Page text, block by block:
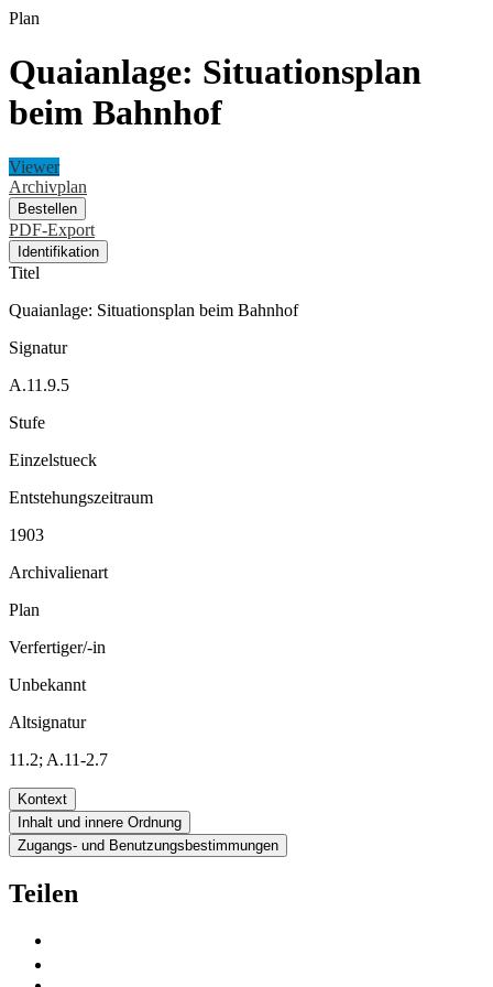
Plan
Quaianlage: Situationsplan
beim Bahnhof
Viewer
Archivplan
Bestellen
PDF-Export
Identifikation
Titel
Quaianlage: Situationsplan beim Bahnhof
Signatur
A.11.9.5
Stufe
Einzelstueck
Entstehungszeitraum
1903
Archivalienart
Plan
Verfertiger/-in
Unbekannt
Altsignatur
11.2; A.11-2.7
Kontext
Inhalt und innere Ordnung
Zugangs- und Benutzungsbestimmungen
Teilen